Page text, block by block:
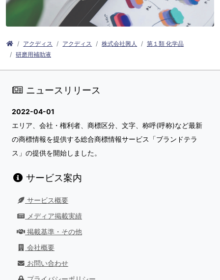
アクディス アクディス 株式会社興人
第１類 化学品
研磨用補助液
ニュースリリース
2022-04-01
エリア、会社・権利者、商標区分、文字、称呼(呼称)など最新
の商標情報を提供する総合商標情報サービス「ブランドテラ
ス」の提供を開始しました。
サービス案内
サービス概要
メディア掲載実績
掲載基準・その他
会社概要
お問い合わせ